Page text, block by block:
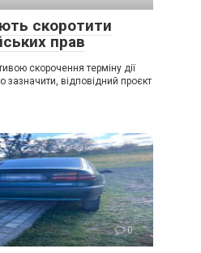
скоротити
прав
скорочення терміну дії
зазначити, відповідний проєкт
0